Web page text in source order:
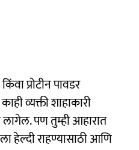
प्रोटीन पावडर
व्यक्ती शाहाकारी
पण तुम्ही आहारात
हेल्दी राहण्यासाठी आणि